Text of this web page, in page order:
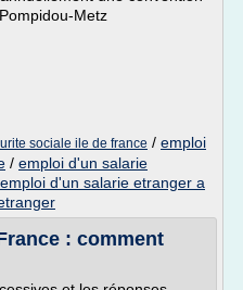
Metz
sociale ile de france / emploi
/ emploi d'un salarie
emploi d'un salarie etranger a
: comment